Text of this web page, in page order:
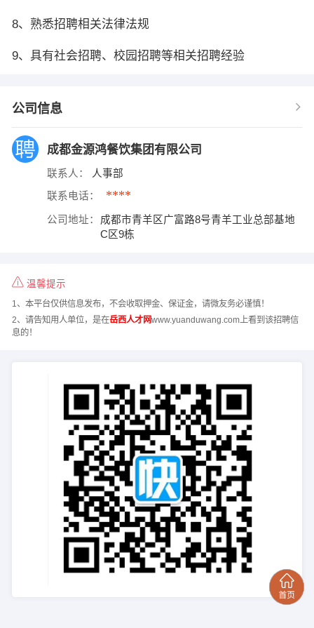
8、熟悉招聘相关法律法规
9、具有社会招聘、校园招聘等相关招聘经验
公司信息
成都金源鸿餐饮集团有限公司
联系人： 人事部
联系电话： ****
公司地址：
成都市青羊区广富路8号青羊工业总部基地
C区9栋
温馨提示
1、本平台仅供信息发布，不会收取押金、保证金，请微友务必谨慎！
2、请告知用人单位，是在岳西人才网www.yuanduwang.com上看到该招聘信
息的！